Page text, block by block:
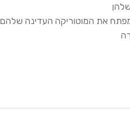
את המוטוריקה העדינה שלהם